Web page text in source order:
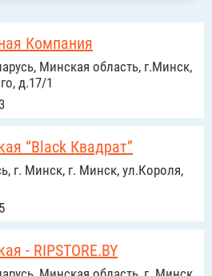
Компания
Минская область, г.Минск,
д.17/1
“Black Квадрат”
г. Минск, г. Минск, ул.Короля,
- RIPSTORE.BY